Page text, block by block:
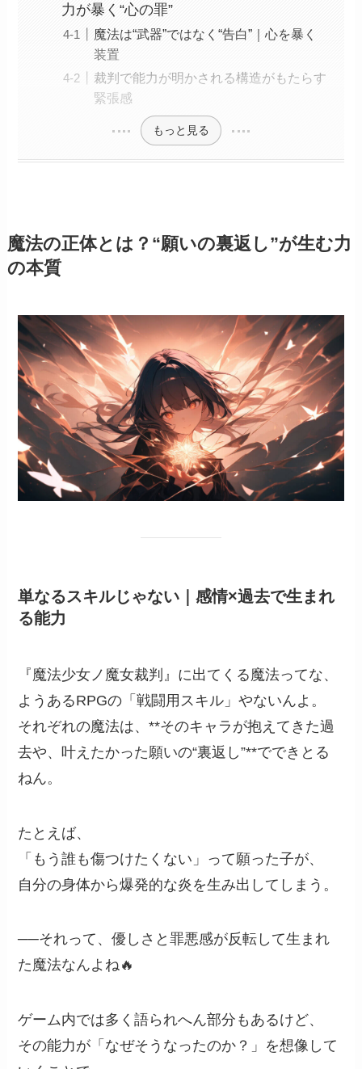
力が暴く“心の罪”
魔法は“武器”ではなく“告白”｜心を暴く
装置
裁判で能力が明かされる構造がもたらす
緊張感
もっと見る
魔法の正体とは？“願いの裏返し”が生む力
の本質
単なるスキルじゃない｜感情×過去で生まれ
る能力
『魔法少女ノ魔女裁判』に出てくる魔法ってな、
ようあるRPGの「戦闘用スキル」やないんよ。
それぞれの魔法は、**そのキャラが抱えてきた過
去や、叶えたかった願いの“裏返し”**でできとる
ねん。
たとえば、
「もう誰も傷つけたくない」って願った子が、
自分の身体から爆発的な炎を生み出してしまう。
──それって、優しさと罪悪感が反転して生まれ
た魔法なんよね🔥
ゲーム内では多く語られへん部分もあるけど、
その能力が「なぜそうなったのか？」を想像して